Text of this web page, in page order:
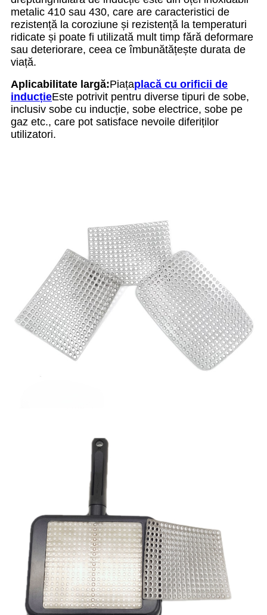
metalic 410 sau 430, care are caracteristici de
rezistență la coroziune și rezistență la temperaturi
ridicate și poate fi utilizată mult timp fără deformare
sau deteriorare, ceea ce îmbunătățește durata de
viață.
Aplicabilitate largă:Piațaplacă cu orificii de
inducțieEste potrivit pentru diverse tipuri de sobe,
inclusiv sobe cu inducție, sobe electrice, sobe pe
gaz etc., care pot satisface nevoile diferiților
utilizatori.